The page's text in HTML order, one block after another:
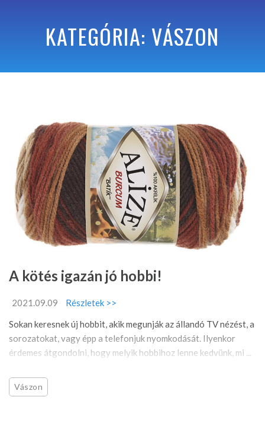
KATEGÓRIA: VÁSZON
A kötés igazán jó hobbi!
2021.09.09
Részletek >>
Sokan keresnek új hobbit, akik megunják az állandó TV nézést, a
sorozatokat, vagy épp a telefonjuk nyomkodását. Ilyenkor
érdemes átgondolni, hogy melyik hobbihoz lenne kedvünk, mi ...
Vászon